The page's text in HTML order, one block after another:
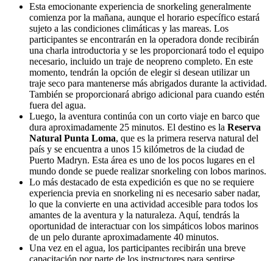
Esta emocionante experiencia de snorkeling generalmente
comienza por la mañana, aunque el horario específico estará
sujeto a las condiciones climáticas y las mareas. Los
participantes se encontrarán en la operadora donde recibirán
una charla introductoria y se les proporcionará todo el equipo
necesario, incluido un traje de neopreno completo. En este
momento, tendrán la opción de elegir si desean utilizar un
traje seco para mantenerse más abrigados durante la actividad.
También se proporcionará abrigo adicional para cuando estén
fuera del agua.
Luego, la aventura continúa con un corto viaje en barco que
dura aproximadamente 25 minutos. El destino es la Reserva
Natural Punta Loma, que es la primera reserva natural del
país y se encuentra a unos 15 kilómetros de la ciudad de
Puerto Madryn. Esta área es uno de los pocos lugares en el
mundo donde se puede realizar snorkeling con lobos marinos.
Lo más destacado de esta expedición es que no se requiere
experiencia previa en snorkeling ni es necesario saber nadar,
lo que la convierte en una actividad accesible para todos los
amantes de la aventura y la naturaleza. Aquí, tendrás la
oportunidad de interactuar con los simpáticos lobos marinos
de un pelo durante aproximadamente 40 minutos.
Una vez en el agua, los participantes recibirán una breve
capacitación por parte de los instructores para sentirse